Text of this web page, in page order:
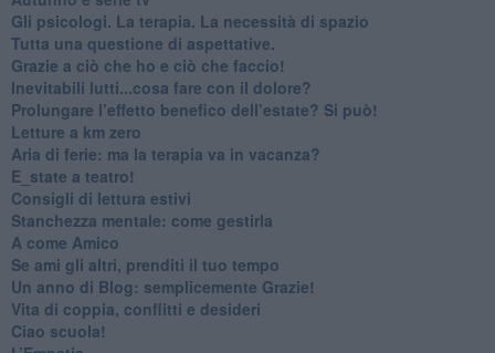
​Gli psicologi. La terapia. La necessità di spazio
​Tutta una questione di aspettative.
​Grazie a ciò che ho e ciò che faccio!
​Inevitabili lutti...cosa fare con il dolore?
Prolungare l’effetto benefico dell’estate? Si può!
​Letture a km zero
​Aria di ferie: ma la terapia va in vacanza?
​E_state a teatro!
​Consigli di lettura estivi
​Stanchezza mentale: come gestirla
​A come Amico
​Se ami gli altri, prenditi il tuo tempo
​Un anno di Blog: semplicemente Grazie!
​Vita di coppia, conflitti e desideri
​Ciao scuola!